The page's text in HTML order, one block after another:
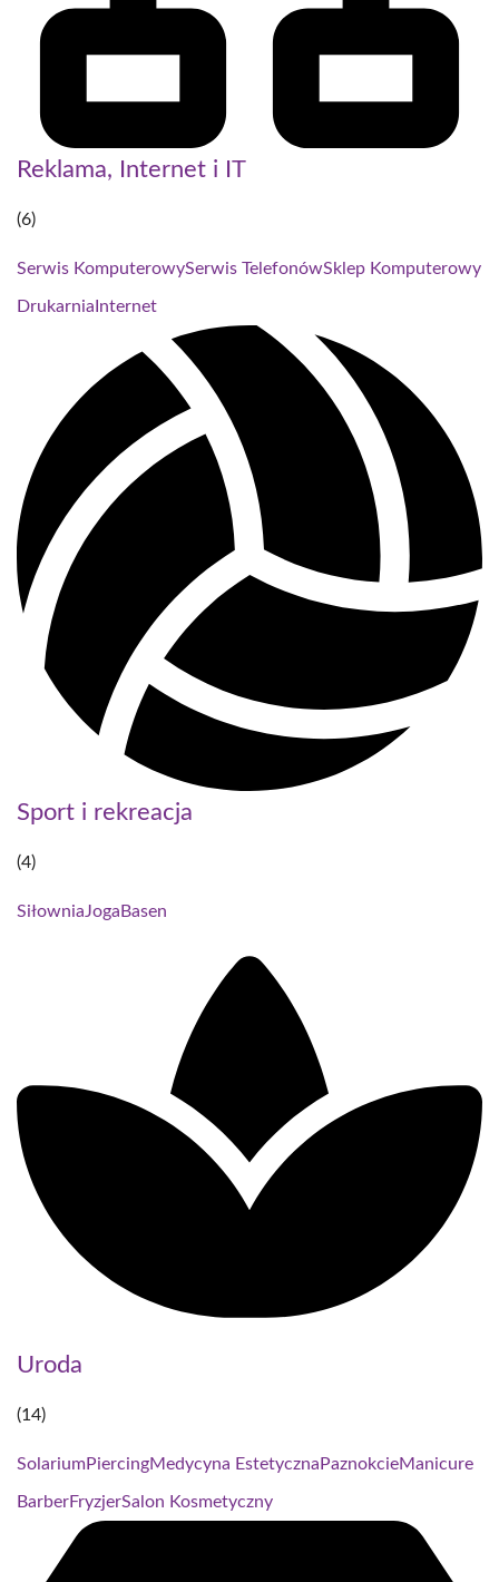
Reklama, Internet i IT
(6)
Serwis KomputerowySerwis TelefonówSklep Komputerowy
Drukarnia Internet
Sport i rekreacja
(4)
SiłowniaJoga Basen
Uroda
(14)
SolariumPiercingMedycyna Estetyczna PaznokcieManicure
BarberFryzjerSalon Kosmetyczny